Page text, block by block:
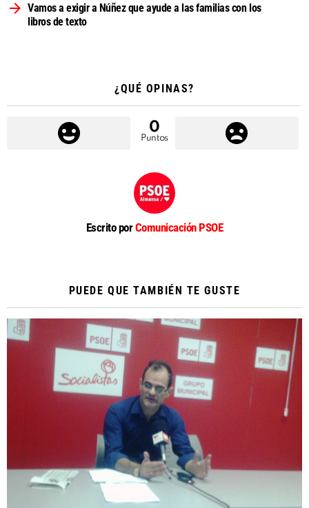
Vamos a exigir a Núñez que ayude a las familias con los
libros de texto
¿QUÉ OPINAS?
0
Puntos
Escrito porComunicación PSOE
PUEDE QUE TAMBIÉN TE GUSTE